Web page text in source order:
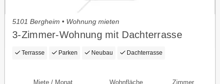
5101 Bergheim • Wohnung mieten
3-Zimmer-Wohnung mit Dachterrasse
Terrasse Parken Neubau Dachterrasse
Miete / Monat Wohnfläche Zimmer